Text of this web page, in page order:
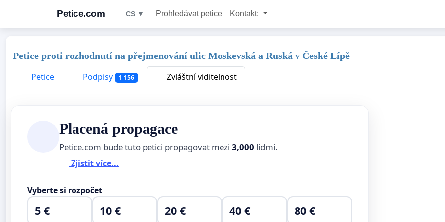
Petice.com CS ▼ Prohledávat petice Kontakt:
Petice proti rozhodnutí na přejmenování ulic Moskevská a Ruská v České Lípě
Petice
Podpisy 1 156 Zvláštní viditelnost
Placená propagace
Petice.com bude tuto petici propagovat mezi 3,000 lidmi.
Zjistit více...
Vyberte si rozpočet
5 € 10 € 20 € 40 € 80 €